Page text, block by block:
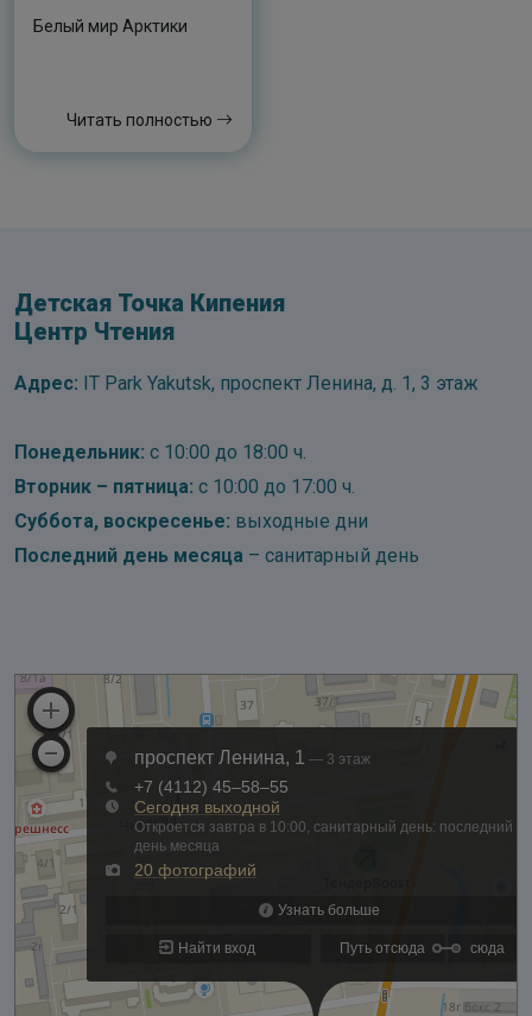
Белый мир Арктики
Читать полностью
Детская Точка Кипения
Центр Чтения
Адрес: IT Park Yakutsk, проспект Ленина, д. 1, 3 этаж
Понедельник: с 10:00 до 18:00 ч.
Вторник – пятница: с 10:00 до 17:00 ч.
Суббота, воскресенье: выходные дни
Последний день месяца – санитарный день